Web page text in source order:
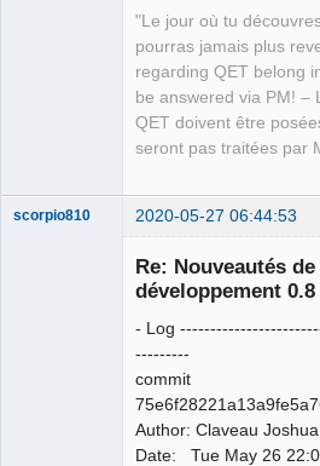
"Le jour où tu
pourras jamais plus
regarding QET belong
be answered via PM! –
QET doivent être
seront pas traitées par
scorpio810 2020-05-27 06:44:53
Re: Nouveautés
développement 0.8
- Log
---------
commit
Author: Claveau
Date: Tue May 26